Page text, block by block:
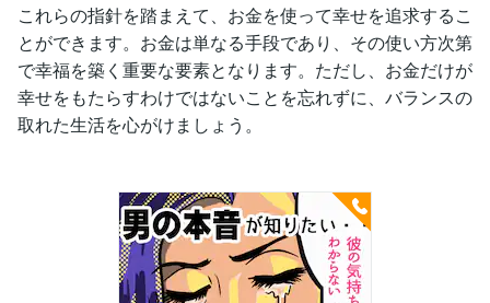
これらの指針を踏まえて、お金を使って幸せを追求するこ
とができます。お金は単なる手段であり、その使い方次第
で幸福を築く重要な要素となります。ただし、お金だけが
幸せをもたらすわけではないことを忘れずに、バランスの
取れた生活を心がけましょう。